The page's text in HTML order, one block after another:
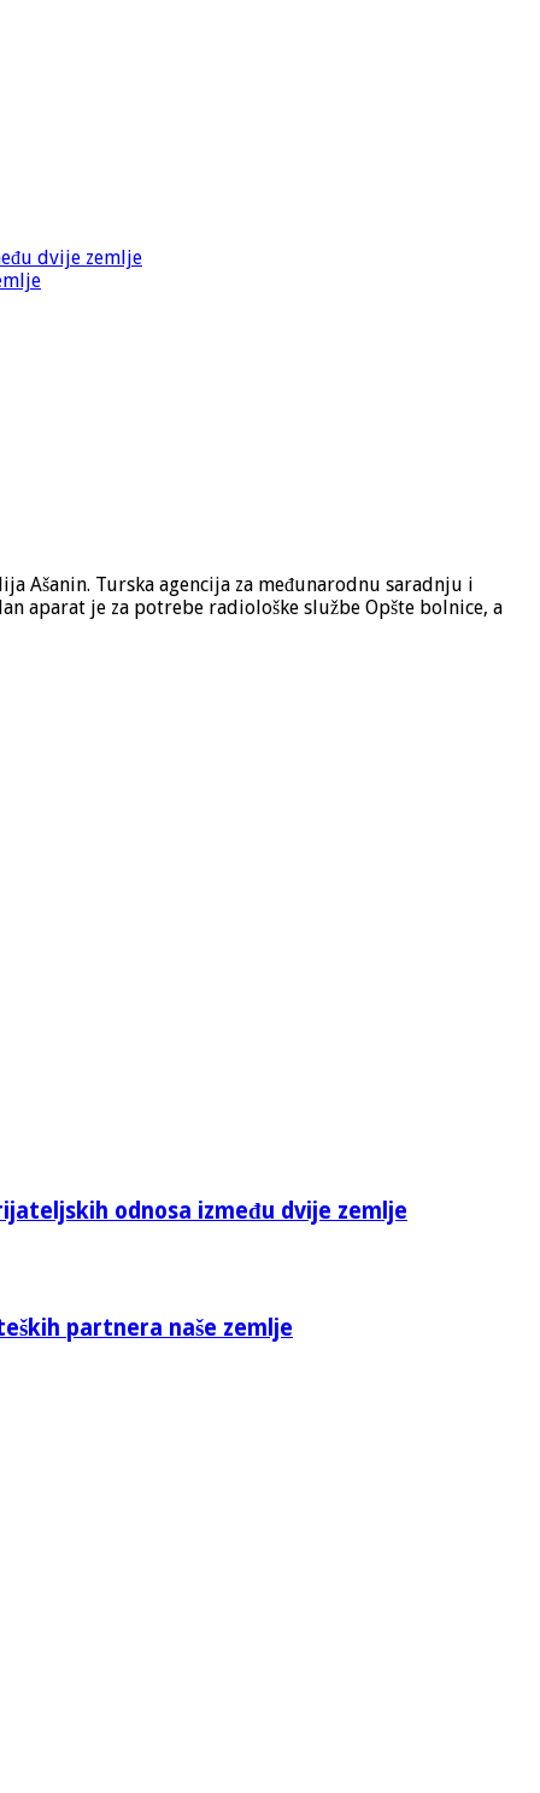
dvije zemlje
Ašanin. Turska agencija za međunarodnu saradnju i
aparat je za potrebe radiološke službe Opšte bolnice, a
odnosa između dvije zemlje
partnera naše zemlje